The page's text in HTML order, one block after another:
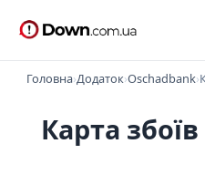
Головна›Додаток›Oschadbank›
Карта